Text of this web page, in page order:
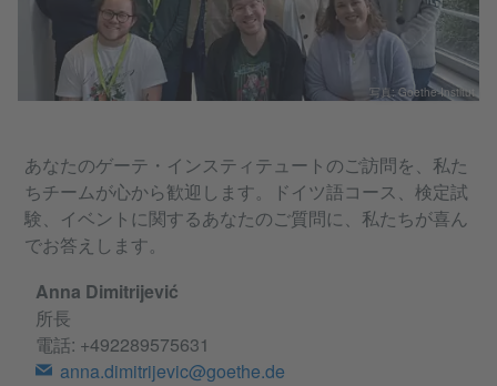
写真: Goethe-Institut
あなたのゲーテ・インスティテュートのご訪問を、私た
ちチームが心から歓迎します。ドイツ語コース、検定試
験、イベントに関するあなたのご質問に、私たちが喜ん
でお答えします。
Anna Dimitrijević
所長
電話: +492289575631
anna.dimitrijevic@goethe.de